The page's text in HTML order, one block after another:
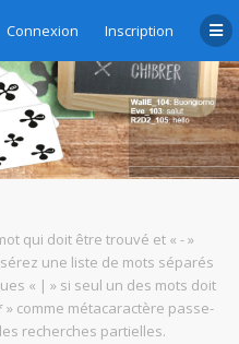
Connexion Inscription
qui doit être trouvé et « - »
une liste de mots séparés
« | » si seul un des mots doit
comme métacaractère passe-
recherches partielles.